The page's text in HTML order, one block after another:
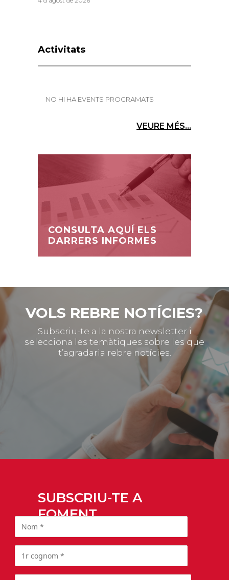
Activitats
NO HI HA EVENTS PROGRAMATS
VEURE MÉS...
CONSULTA AQUÍ ELS
DARRERS INFORMES
VOLS REBRE NOTÍCIES?
Subscriu-te a la nostra newsletter i
selecciona les temàtiques sobre les que
t’agradaria rebre notícies.
SUBSCRIU-TE A
FOMENT